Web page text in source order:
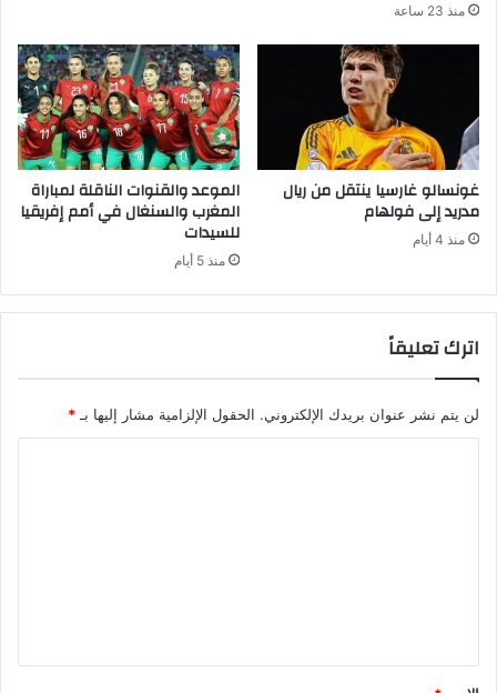
منذ 23 ساعة
غونسالو غارسيا ينتقل من ريال
مدريد إلى فولهام
منذ 4 أيام
الموعد والقنوات الناقلة لمباراة
المغرب والسنغال في أمم إفريقيا
للسيدات
منذ 5 أيام
اترك تعليقاً
لن يتم نشر عنوان بريدك الإلكتروني. الحقول الإلزامية مشار إليها بـ *
*